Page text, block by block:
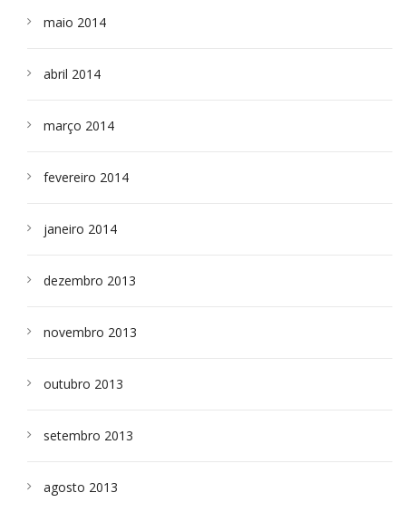
maio 2014
abril 2014
março 2014
fevereiro 2014
janeiro 2014
dezembro 2013
novembro 2013
outubro 2013
setembro 2013
agosto 2013